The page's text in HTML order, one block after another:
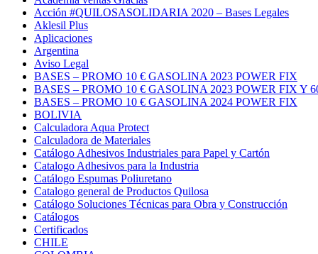
Acción #QUILOSASOLIDARIA 2020 – Bases Legales
Aklesil Plus
Aplicaciones
Argentina
Aviso Legal
BASES – PROMO 10 € GASOLINA 2023 POWER FIX
BASES – PROMO 10 € GASOLINA 2023 POWER FIX Y
BASES – PROMO 10 € GASOLINA 2024 POWER FIX
BOLIVIA
Calculadora Aqua Protect
Calculadora de Materiales
Catálogo Adhesivos Industriales para Papel y Cartón
Catalogo Adhesivos para la Industria
Catálogo Espumas Poliuretano
Catalogo general de Productos Quilosa
Catálogo Soluciones Técnicas para Obra y Construcción
Catálogos
Certificados
CHILE